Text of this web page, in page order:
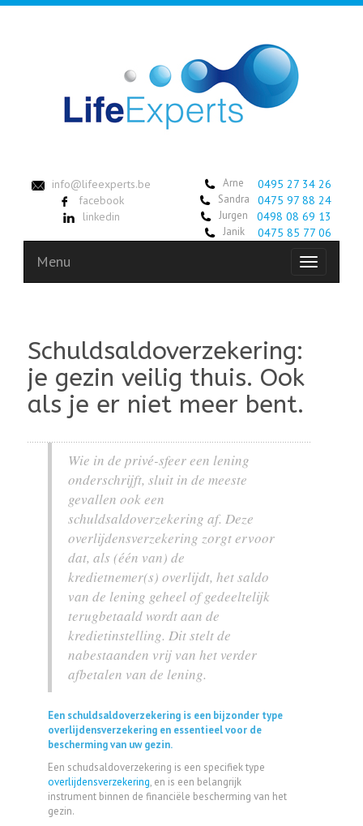
info@lifeexperts.be
facebook
linkedin
Arne 0495 27 34 26
Sandra 0475 97 88 24
Jurgen 0498 08 69 13
Janik 0475 85 77 06
Toggle
Menu
Schuldsaldoverzekering:
je gezin veilig thuis. Ook
als je er niet meer bent.
Wie in de privé-sfeer een lening
onderschrijft, sluit in de meeste
gevallen ook een
schuldsaldoverzekering af. Deze
overlijdensverzekering zorgt ervoor
dat, als (één van) de
kredietnemer(s) overlijdt, het saldo
van de lening geheel of gedeeltelijk
terugbetaald wordt aan de
kredietinstelling. Dit stelt de
nabestaanden vrij van het verder
afbetalen van de lening.
Een schuldsaldoverzekering is een bijzonder type
overlijdensverzekering en essentieel voor de
bescherming van uw gezin.
Een schudsaldoverzekering is een specifiek type
overlijdensverzekering, en is een belangrijk
instrument binnen de financiële bescherming van het
gezin.